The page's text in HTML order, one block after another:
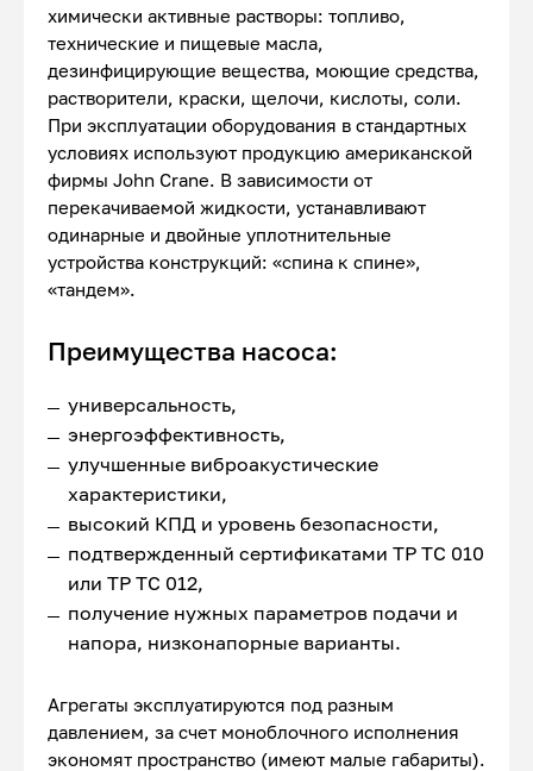
химически активные растворы: топливо,
технические и пищевые масла,
дезинфицирующие вещества, моющие средства,
растворители, краски, щелочи, кислоты, соли.
При эксплуатации оборудования в стандартных
условиях используют продукцию американской
фирмы John Crane. В зависимости от
перекачиваемой жидкости, устанавливают
одинарные и двойные уплотнительные
устройства конструкций: «спина к спине»,
«тандем».
Преимущества насоса:
универсальность,
энергоэффективность,
улучшенные виброакустические
характеристики,
высокий КПД и уровень безопасности,
подтвержденный сертификатами ТР ТС 010
или ТР ТС 012,
получение нужных параметров подачи и
напора, низконапорные варианты.
Агрегаты эксплуатируются под разным
давлением, за счет моноблочного исполнения
экономят пространство (имеют малые габариты).